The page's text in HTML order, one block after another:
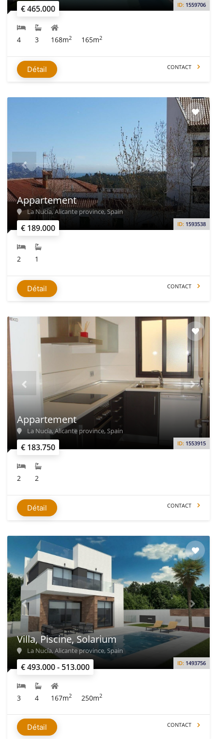
€ 465.000 ID: 1559706
4 3 168m2 165m2
Détail CONTACT
€ 189.000 ID: 1593538
Appartement
La Nucía, Alicante province, Spain
2 1
Détail CONTACT
€ 183.750 ID: 1553915
Appartement
La Nucía, Alicante province, Spain
2 2
Détail CONTACT
€ 493.000 - 513.000 ID: 1493756
Villa, Piscine, Solarium
La Nucía, Alicante province, Spain
3 4 167m2 250m2
Détail CONTACT